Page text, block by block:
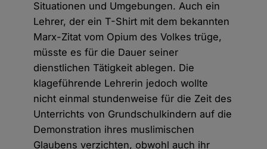
Situationen und Umgebungen. Auch ein
Lehrer, der ein T-Shirt mit dem bekannten
Marx-Zitat vom Opium des Volkes trüge,
müsste es für die Dauer seiner
dienstlichen Tätigkeit ablegen. Die
klageführende Lehrerin jedoch wollte
nicht einmal stundenweise für die Zeit des
Unterrichts von Grundschulkindern auf die
Demonstration ihres muslimischen
Glaubens verzichten, obwohl auch ihr